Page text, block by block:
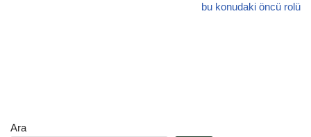
bu konudaki öncü rolü
Ara